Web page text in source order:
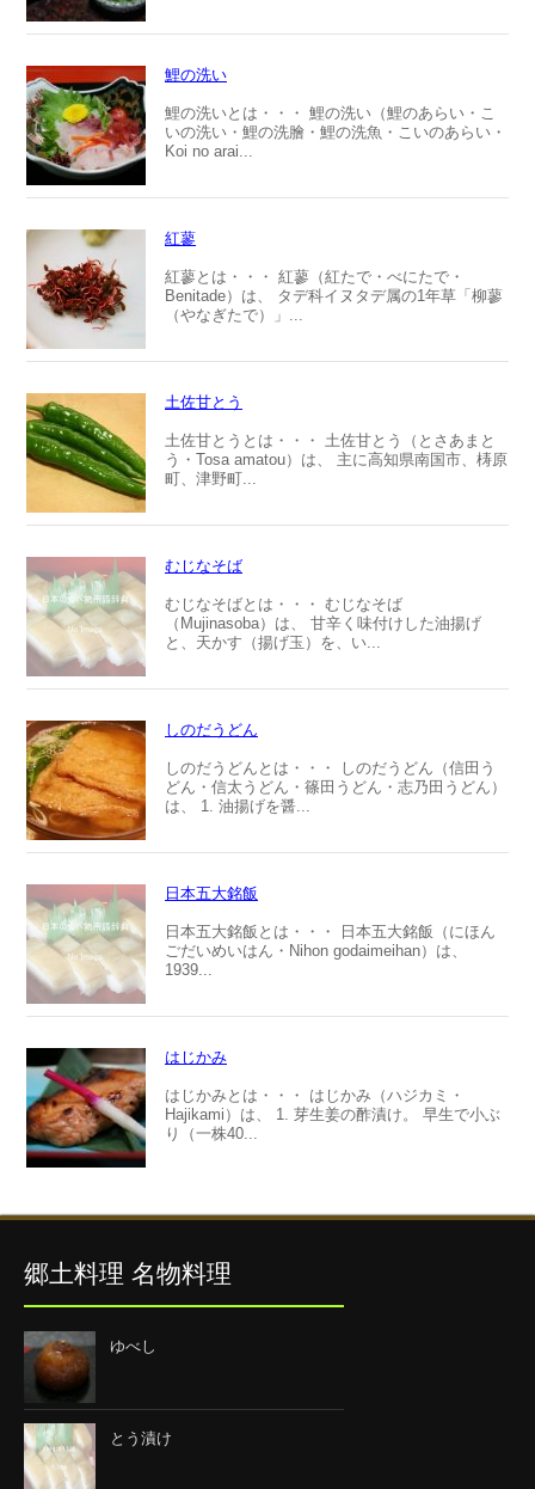
鯉の洗い
鯉の洗いとは・・・ 鯉の洗い（鯉のあらい・こ
いの洗い・鯉の洗膾・鯉の洗魚・こいのあらい・
Koi no arai...
紅蓼
紅蓼とは・・・ 紅蓼（紅たで・べにたで・
Benitade）は、 タデ科イヌタデ属の1年草「柳蓼
（やなぎたで）」...
土佐甘とう
土佐甘とうとは・・・ 土佐甘とう（とさあまと
う・Tosa amatou）は、 主に高知県南国市、梼原
町、津野町...
むじなそば
むじなそばとは・・・ むじなそば
（Mujinasoba）は、 甘辛く味付けした油揚げ
と、天かす（揚げ玉）を、い...
しのだうどん
しのだうどんとは・・・ しのだうどん（信田う
どん・信太うどん・篠田うどん・志乃田うどん）
は、 1. 油揚げを醤...
日本五大銘飯
日本五大銘飯とは・・・ 日本五大銘飯（にほん
ごだいめいはん・Nihon godaimeihan）は、
1939...
はじかみ
はじかみとは・・・ はじかみ（ハジカミ・
Hajikami）は、 1. 芽生姜の酢漬け。 早生で小ぶ
り（一株40...
郷土料理 名物料理
ゆべし
とう漬け